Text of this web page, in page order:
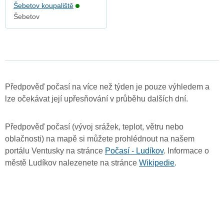
Šebetov koupaliště
Šebetov
Předpověď počasí na více než týden je pouze výhledem a
lze očekávat její upřesňování v průběhu dalších dní.
Předpověď počasí (vývoj srážek, teplot, větru nebo
oblačnosti) na mapě si můžete prohlédnout na našem
portálu Ventusky na stránce Počasí - Ludíkov. Informace o
městě Ludíkov nalezenete na stránce Wikipedie.